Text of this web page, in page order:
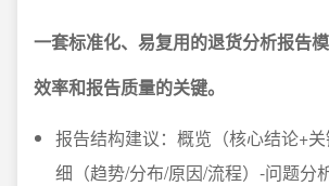
一套标准化、易复用的退货分析报告
效率和报告质量的关键。
报告结构建议：概览（核心结论+
细（趋势/分布/原因/流程）-问题分